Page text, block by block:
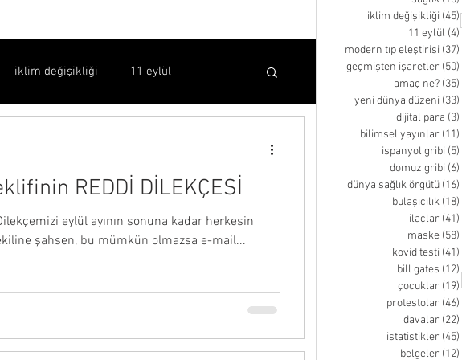
iklim değişikliği 11 eylül
bill gates
REDDİ DİLEKÇESİ
eylül ayının sonuna kadar herkesin
şahsen, bu mümkün olmazsa e-mail...
iklim değişikliği (45)
11 eylül (4)
modern tıp eleştirisi (37)
geçmişten işaretler (50)
amaç ne? (35)
yeni dünya düzeni (33)
dijital para (3)
bilimsel yayınlar (11)
ispanyol gribi (5)
domuz gribi (6)
dünya sağlık örgütü (16)
bulaşıcılık (18)
ilaçlar (41)
maske (58)
kovid testi (41)
bill gates (12)
çocuklar (19)
protestolar (46)
davalar (22)
istatistikler (45)
belgeler (12)